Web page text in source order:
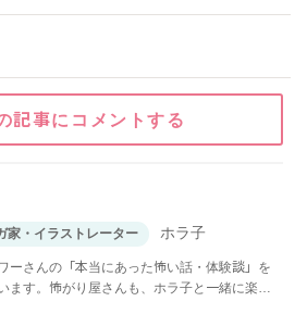
記事にコメントする
家・イラストレーター ホラ子
ーさんの「本当にあった怖い話・体験談」を
ます。怖がり屋さんも、ホラ子と一緒に楽し